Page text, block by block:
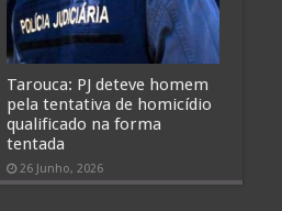
Tarouca: PJ deteve homem
pela tentativa de homicídio
qualificado na forma
tentada
26 Junho, 2026